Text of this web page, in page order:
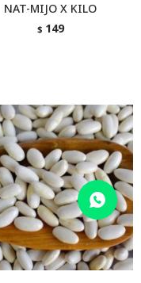
NAT-MIJO X KILO
$ 149